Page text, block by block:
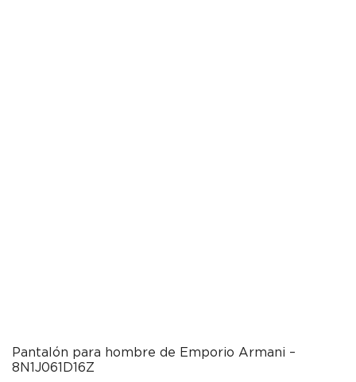
Pantalón para hombre de Emporio Armani –
8N1J061D16Z